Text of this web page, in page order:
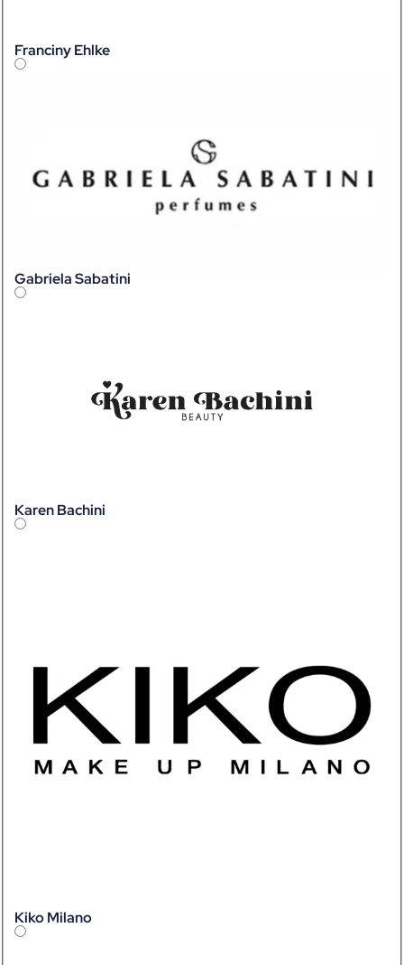
Franciny Ehlke
Gabriela Sabatini
Karen Bachini
Kiko Milano